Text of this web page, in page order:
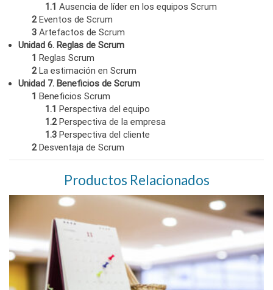
1.1 Ausencia de líder en los equipos Scrum
2Eventos de Scrum
3 Artefactos de Scrum
Unidad 6. Reglas de Scrum
1 Reglas Scrum
2La estimación en Scrum
Unidad 7. Beneficios de Scrum
1 Beneficios Scrum
1.1 Perspectiva del equipo
1.2Perspectiva de la empresa
1.3 Perspectiva del cliente
2Desventaja de Scrum
Productos Relacionados